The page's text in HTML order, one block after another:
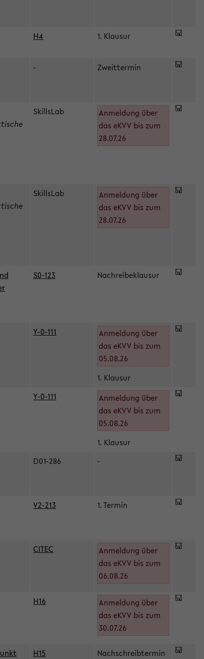
H4 1. Klausur
- Zweittermin
SkillsLab
Anmeldung über
das eKVV bis zum
28.07.26
SkillsLab
Anmeldung über
das eKVV bis zum
28.07.26
S0-123 Nachreibeklausur
Y-0-111
Anmeldung über
das eKVV bis zum
05.08.26
1. Klausur
Y-0-111
Anmeldung über
das eKVV bis zum
05.08.26
1. Klausur
D01-286 -
V2-213 1. Termin
CITEC
Anmeldung über
das eKVV bis zum
06.08.26
H16
Anmeldung über
das eKVV bis zum
30.07.26
H15 Nachschreibtermin